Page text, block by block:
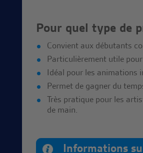
Pour quel type de
Convient aux débutants
Particulièrement utile
Idéal pour les animations
Permet de gagner du
Très pratique pour les
de main.
Informations